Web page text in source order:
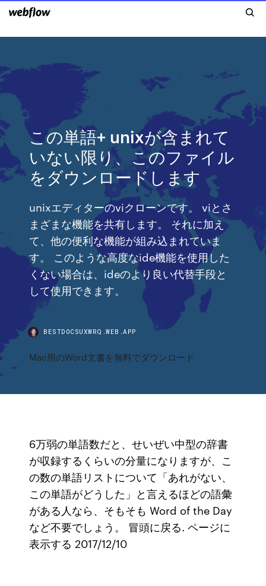
この単語+ unixが含まれて
いない限り、このファイル
をダウンロードします
unixエディターのviクローンです。 viとさ
まざまな機能を共有します。 それに加え
て、他の便利な機能が組み込まれていま
す。 このような高度なide機能を使用した
くない場合は、ideのより良い代替手段と
して使用できます。
BESTDOCSUXWRQ.WEB.APP
Mac用のWord文書を無料でダウンロード
6万弱の単語数だと、せいぜい中型の辞書
が収録するくらいの分量になりますが、こ
の数の単語リストについて「あれがない、
この単語がどうした」と言えるほどの語彙
がある人なら、そもそも Word of the Day
など不要でしょう。 冒頭に戻る. ページに
表示する 2017/12/10